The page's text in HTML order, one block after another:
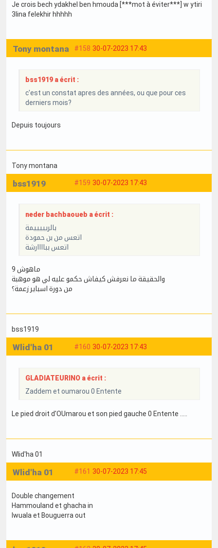
Je crois bech ydakhel ben hmouda [***mot à éviter***] w ytiri
3lina felekhir hhhhh
#158 30-07-2023 17:43
Tony montana
bss1919 a écrit :
c'est un constat apres des années, ou que pour ces
derniers mois?
Depuis toujours
Tony montana
#159 30-07-2023 17:43
bss1919
neder bachbaoueb a écrit :
بالريييييمة
اتعس من بن حمودة
اتعس بباااارشة
ماهوش 9
والحقيقة ما نعرفش كيفاش حكمو عليه لي هو موهبة
من دورة اسباير زعمة؟
bss1919
#160 30-07-2023 17:43
Wlid'ha 01
GLADIATEURINO a écrit :
Zaddem et oumarou 0 Entente
Le pied droit d'OUmarou et son pied gauche 0 Entente .....
Wlid'ha 01
#161 30-07-2023 17:45
Wlid'ha 01
Double changement
Hammouland et ghacha in
Iwuala et Bouguerra out